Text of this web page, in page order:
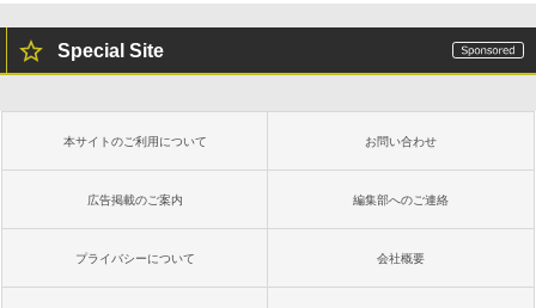
Robloxギフトカード - 2,000 Robux 【限
定バーチャルアイテムを含む】 【オンラ
インゲームコード】 ロブロックス | オン
￥3,200
Robloxギフトカード - 1000 Robux 【限
定バーチャルアイテムを含む】 【オンラ
インゲームコード】 ロブロックス |オン
ラインコード版
非エンジニア 初心者 素人 でも安心 使い
方 マニュアル AI副業にもコンテンツ作成
にもKindle出版にも！ 非エンジニアのた
￥99
1冊ですべて身につくHTML & CSSとWe
bデザイン入門講座［第2版］
￥2,326
Kindle Paperwhite シグニチャーエディ
るさ自動調整、色調調節ライト、12週間
持続バッテリー、広告なし、メタリック
Amazon Kindle Colorsoft | 16GBストレ
ージ、防水、7インチカラーディスプレ
Special Site
本サイトのご利用について お問い合わせ
広告掲載のご案内 編集部へのご連絡
プライバシーについて 会社概要